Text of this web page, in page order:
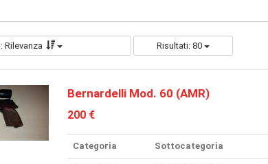
Rilevanza Risultati: 80
Bernardelli Mod. 60 (AMR)
200 €
Categoria Sottocategoria